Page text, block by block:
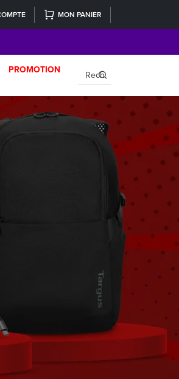
MON PANIER
PROMOTION
×